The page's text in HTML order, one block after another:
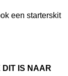
een starterskit
IS NAAR